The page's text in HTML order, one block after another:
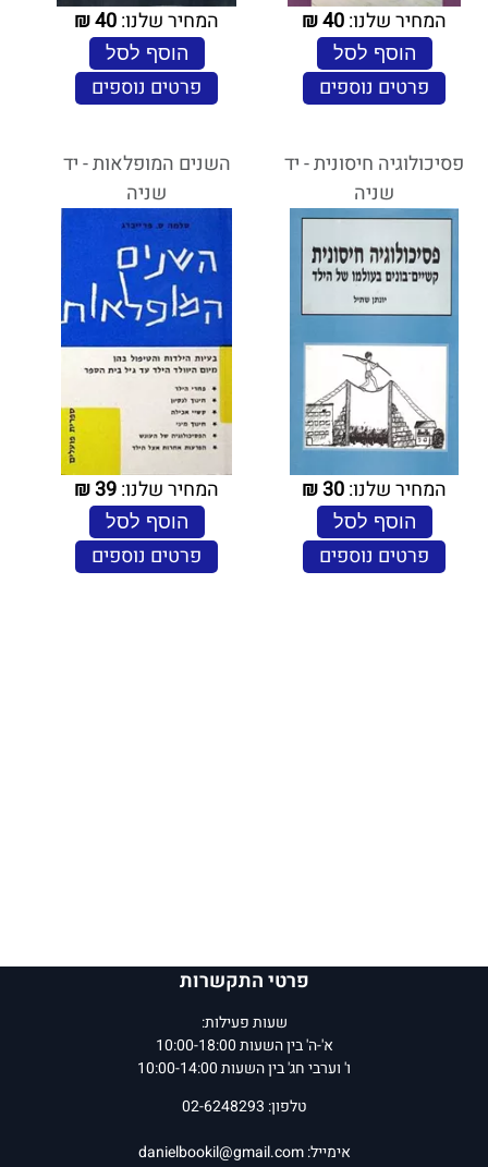
המחיר שלנו:40
₪
הוסף לסל
פרטים נוספים
המחיר שלנו:40
₪
הוסף לסל
פרטים נוספים
פסיכולוגיה חיסונית - יד
שניה
המחיר שלנו:30
₪
הוסף לסל
פרטים נוספים
השנים המופלאות - יד
שניה
המחיר שלנו:39
₪
הוסף לסל
פרטים נוספים
פרטי התקשרות
שעות פעילות:
א'-ה' בין השעות 10:00-18:00
ו' וערבי חג' בין השעות 10:00-14:00
טלפון: 02-6248293
אימייל:danielbookil@gmail.com